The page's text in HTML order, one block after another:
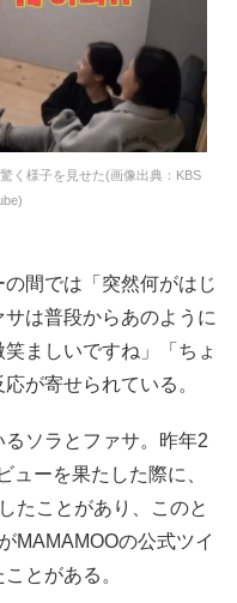
く様子を見せた(画像出典：KBS
間では「突然何がはじ
は普段からあのように
ましいですね」「ちょ
が寄せられている。
ソラとファサ。昨年2
ューを果たした際に、
たことがあり、このと
MAMAMOOの公式ツイ
とがある。